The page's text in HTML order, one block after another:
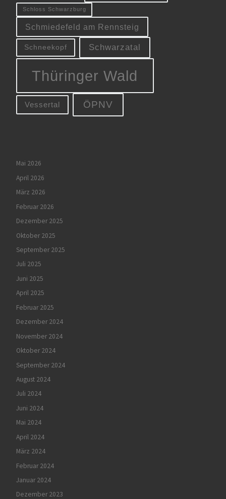
Schloss Schwarzburg
Schmiedefeld am Rennsteig
Schneekopf Schwarzatal
Thüringer Wald
Vessertal ÖPNV
Mai 2026
April 2026
März 2026
Februar 2026
Dezember 2025
Oktober 2025
September 2025
Juli 2025
Juni 2025
April 2025
Februar 2025
Dezember 2024
November 2024
Oktober 2024
September 2024
August 2024
Juli 2024
Juni 2024
Mai 2024
April 2024
März 2024
Februar 2024
Januar 2024
Dezember 2023